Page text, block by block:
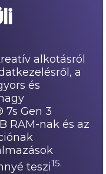
alkotásról
a
és
Gen 3
RAM-nak és az
teszi15.